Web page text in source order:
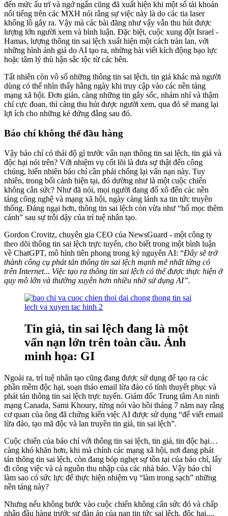
đến mức ấu trĩ và ngớ ngẩn cũng đã xuất hiện khi một số tài khoản
nổi tiếng trên các MXH nói rằng sự việc này là do các tia laser
khổng lồ gây ra. Vậy mà các bài đăng như vậy vẫn thu hút được
lượng lớn người xem và bình luận. Đặc biệt, cuộc xung đột Israel -
Hamas, lượng thông tin sai lệch xuất hiện một cách tràn lan, với
những hình ảnh giả do AI tạo ra, những bài viết kích động bạo lực
hoặc tâm lý thù hận sắc tộc từ các bên.
Tất nhiên còn vô số những thông tin sai lệch, tin giả khác mà người
dùng có thể nhìn thấy hằng ngày khi truy cập vào các nền tảng
mạng xã hội. Đơn giản, càng những tin gây sốc, nhảm nhí và thậm
chí cực đoan, thì càng thu hút được người xem, qua đó sẽ mang lại
lợi ích cho những kẻ đứng đằng sau đó.
Báo chí không thể đầu hàng
Vậy báo chí có thái độ gì trước vấn nạn thông tin sai lệch, tin giả và
độc hại nói trên? Với nhiệm vụ cốt lõi là đưa sự thật đến công
chúng, hiển nhiên báo chí cần phải chống lại vấn nạn này. Tuy
nhiên, trong bối cảnh hiện tại, đó dường như là một cuộc chiến
không cân sức? Như đã nói, mọi người đang đổ xô đến các nền
tảng công nghệ và mạng xã hội, ngày càng lánh xa tin tức truyền
thống. Đáng ngại hơn, thông tin sai lệch còn vừa như “hổ mọc thêm
cánh” sau sự trỗi dậy của trí tuệ nhân tạo.
Gordon Crovitz, chuyên gia CEO của NewsGuard - một công ty
theo dõi thông tin sai lệch trực tuyến, cho biết trong một bình luận
về ChatGPT, mô hình tiên phong trong kỷ nguyên AI: “Đây sẽ trở
thành công cụ phát tán thông tin sai lệch mạnh mẽ nhất từng có
trên Internet... Việc tạo ra thông tin sai lệch có thể được thực hiện ở
quy mô lớn và thường xuyên hơn nhiều nhờ sử dụng AI”.
Tin giả, tin sai lệch đang là một
vấn nạn lớn trên toàn cầu. Ảnh
minh họa: GI
Ngoài ra, trí tuệ nhân tạo cũng đang được sử dụng để tạo ra các
phần mềm độc hại, soạn thảo email lừa đảo có tính thuyết phục và
phát tán thông tin sai lệch trực tuyến. Giám đốc Trung tâm An ninh
mạng Canada, Sami Khoury, từng nói vào hồi tháng 7 năm nay rằng
cơ quan của ông đã chứng kiến việc AI được sử dụng “để viết email
lừa đảo, tạo mã độc và lan truyền tin giả, tin sai lệch”.
Cuộc chiến của báo chí với thông tin sai lệch, tin giả, tin độc hại…
càng khó khăn hơn, khi mà chính các mạng xã hội, nơi đang phát
tán thông tin sai lệch, còn đang bóp nghẹt sự tồn tại của báo chí, lấy
đi công việc và cả nguồn thu nhập của các nhà báo. Vậy báo chí
làm sao có sức lực để thực hiện nhiệm vụ “làm trong sạch” những
nền tảng này?
Nhưng nếu không bước vào cuộc chiến không cân sức đó và chấp
nhận đầu hàng trước sự đàn áp của nạn tin tức sai lệch, độc hại...,